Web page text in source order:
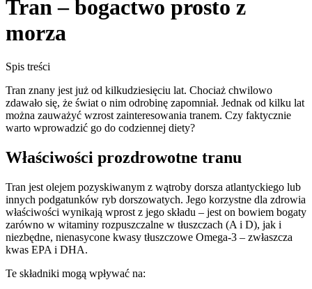
Tran – bogactwo prosto z
morza
Spis treści
Tran znany jest już od kilkudziesięciu lat. Chociaż chwilowo
zdawało się, że świat o nim odrobinę zapomniał. Jednak od kilku lat
można zauważyć wzrost zainteresowania tranem. Czy faktycznie
warto wprowadzić go do codziennej diety?
Właściwości prozdrowotne tranu
Tran jest olejem pozyskiwanym z wątroby dorsza atlantyckiego lub
innych podgatunków ryb dorszowatych. Jego korzystne dla zdrowia
właściwości wynikają wprost z jego składu – jest on bowiem bogaty
zarówno w witaminy rozpuszczalne w tłuszczach (A i D), jak i
niezbędne, nienasycone kwasy tłuszczowe Omega-3 – zwłaszcza
kwas EPA i DHA.
Te składniki mogą wpływać na: